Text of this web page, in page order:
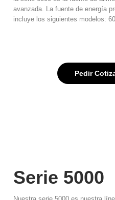
avanzada. La fuente de energía
incluye los siguientes modelos:
Pedir
Serie 5000